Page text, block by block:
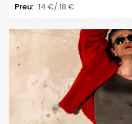
Preu: 14 €/ 18 €